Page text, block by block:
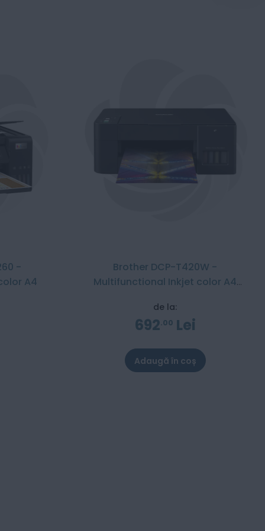
-
A4
Brother DCP-T420W -
Multifunctional Inkjet color A4
de la:
692 00 Lei
Adaugă în coș